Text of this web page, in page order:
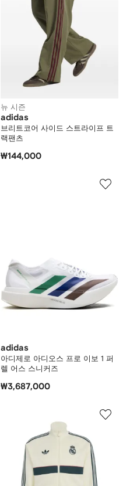
뉴 시즌
adidas
브리트코어 사이드 스트라이프 트
랙팬츠
₩144,000
adidas
아디제로 아디오스 프로 이보 1 퍼
렐 어스 스니커즈
₩3,687,000